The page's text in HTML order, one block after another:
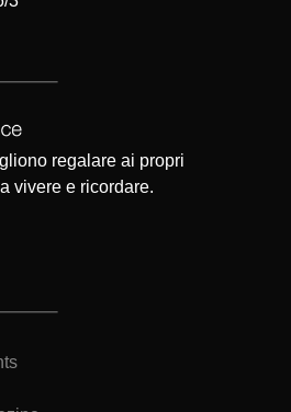
regalare ai propri
vivere e ricordare.